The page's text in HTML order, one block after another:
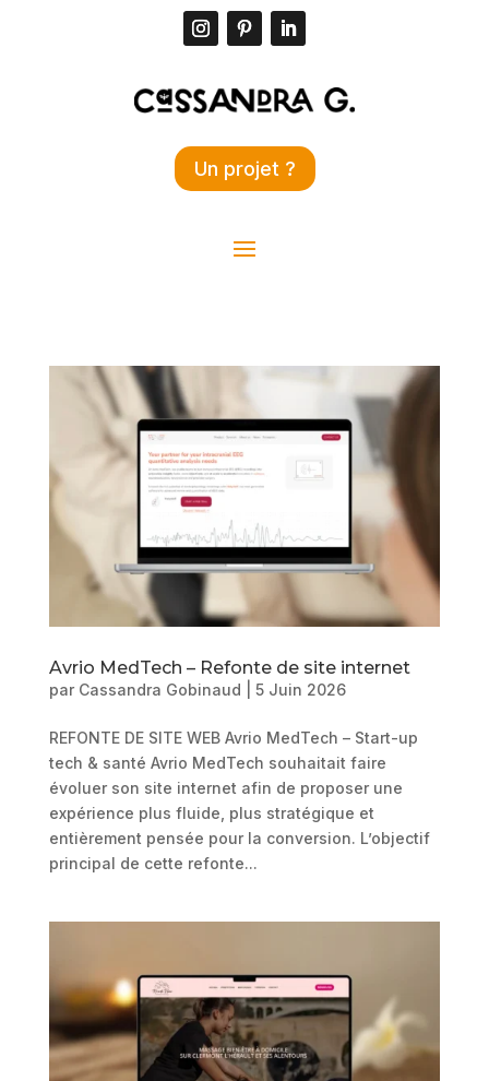
Un projet ?
Avrio MedTech – Refonte de site internet
par Cassandra Gobinaud 5 Juin 2026
REFONTE DE SITE WEB Avrio MedTech – Start-up
tech & santé Avrio MedTech souhaitait faire
évoluer son site internet afin de proposer une
expérience plus fluide, plus stratégique et
entièrement pensée pour la conversion. L’objectif
principal de cette refonte...